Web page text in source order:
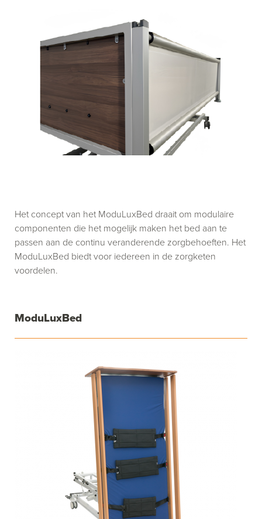
ModuLuxBed
Het concept van het ModuLuxBed draait om modulaire
componenten die het mogelijk maken het bed aan te
passen aan de continu veranderende zorgbehoeften. Het
ModuLuxBed biedt voor iedereen in de zorgketen
voordelen.